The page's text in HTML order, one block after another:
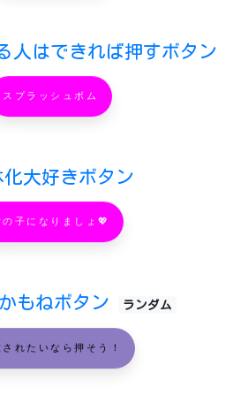
人はできれば押すボタン
スプラッシュボム
化大好きボタン
の子になりましょ💖
もねボタン ランダム
れたいなら押そう！